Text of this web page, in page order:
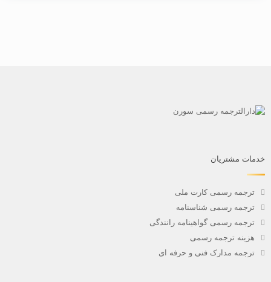
خدمات مشتریان
ترجمه رسمی کارت ملی
ترجمه رسمی شناسنامه
ترجمه رسمی گواهینامه رانندگی
هزینه ترجمه رسمی
ترجمه مدارک فنی و حرفه ای